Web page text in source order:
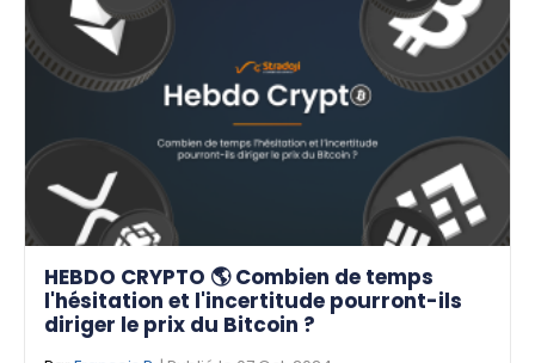
HEBDO CRYPTO 🌎 Combien de temps
l'hésitation et l'incertitude pourront-ils
diriger le prix du Bitcoin ?